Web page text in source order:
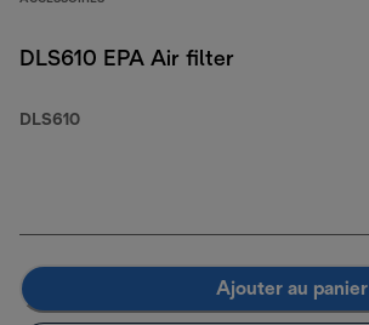
DLS610 EPA Air filter
DLS610
Ajouter au panier